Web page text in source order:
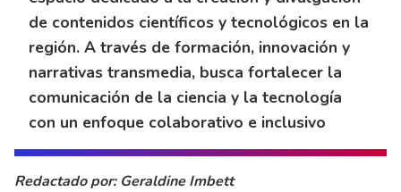
de contenidos científicos y tecnológicos en la
región. A través de formación, innovación y
narrativas transmedia, busca fortalecer la
comunicación de la ciencia y la tecnología
con un enfoque colaborativo e inclusivo
Redactado por: Geraldine Imbett